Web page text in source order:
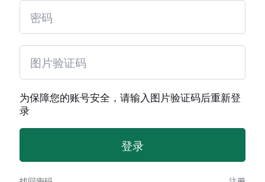
为保障您的账号安全，请输入图片验证码后重新登
录